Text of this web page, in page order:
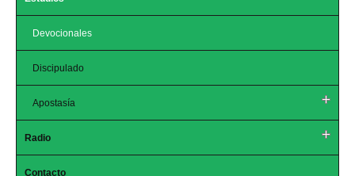
Devocionales
Discipulado
Apostasía
Radio
Contacto